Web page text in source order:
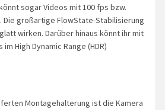
sogar Videos mit 100 fps bzw.
großartige FlowState-Stabilisierung
wirken. Darüber hinaus könnt ihr mit
High Dynamic Range (HDR)
Montagehalterung ist die Kamera